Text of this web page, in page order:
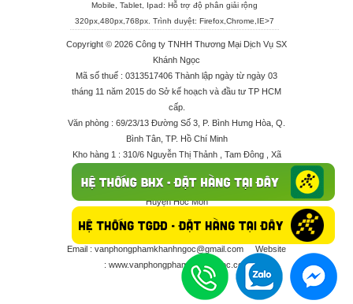
Mobile, Tablet, Ipad: Hỗ trợ độ phân giải rộng
320px,480px,768px. Trình duyệt: Firefox,Chrome,IE>7
Copyright © 2026 Công ty TNHH Thương Mại Dịch Vụ SX
Khánh Ngọc
Mã số thuế : 0313517406 Thành lập ngày từ ngày 03
tháng 11 năm 2015 do Sở kế hoạch và đầu tư TP HCM
cấp.
Văn phòng : 69/23/13 Đường Số 3, P. Bình Hưng Hòa, Q.
Bình Tân, TP. Hồ Chí Minh
Kho hàng 1 : 310/6 Nguyễn Thị Thảnh , Tam Đông , Xã
Kho hàng 2 : 68/2X Ấp Đông 1 , Xã Thới Tam Thôn ,
Huyện Hóc Môn
Điện thoại : 028 625 66506 - 0909 682 189 - 082 7158
413 - 096 298 10 17 - 0961 208 617
Email : vanphongphamkhanhngoc@gmail.com
Website
: www.vanphongphamkhanhngoc.com